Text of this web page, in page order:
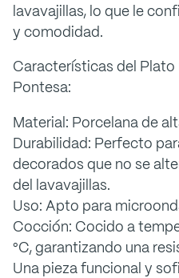
lavavajillas, lo que le
y comodidad.
Características del
Pontesa:
Material: Porcelana de
Durabilidad: Perfecto
decorados que no se
del lavavajillas.
Uso: Apto para
Cocción: Cocido a
°C, garantizando una
Una pieza funcional y